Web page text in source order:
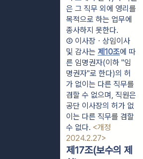
은 그 직무 외에 영리를
목적으로 하는 업무에
종사하지 못한다.
② 이사장ㆍ상임이사
및 감사는 제10조에 따
른 임명권자(이하 "임
명권자"로 한다)의 허
가 없이는 다른 직무를
겸할 수 없으며, 직원은
공단 이사장의 허가 없
이는 다른 직무를 겸할
수 없다. <개정
2024.2.27>
제17조(보수의 제